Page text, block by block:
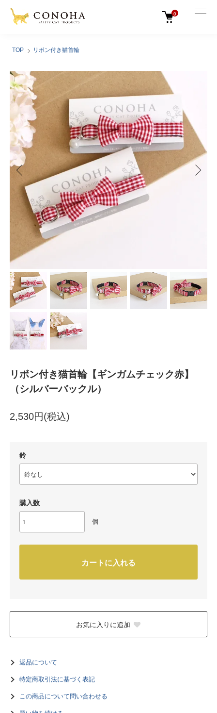
0
TOP リボン付き猫首輪
リボン付き猫首輪【ギンガムチェック赤】
（シルバーバックル）
2,530円(税込)
鈴
購入数
個
カートに入れる
お気に入りに追加
返品について
特定商取引法に基づく表記
この商品について問い合わせる